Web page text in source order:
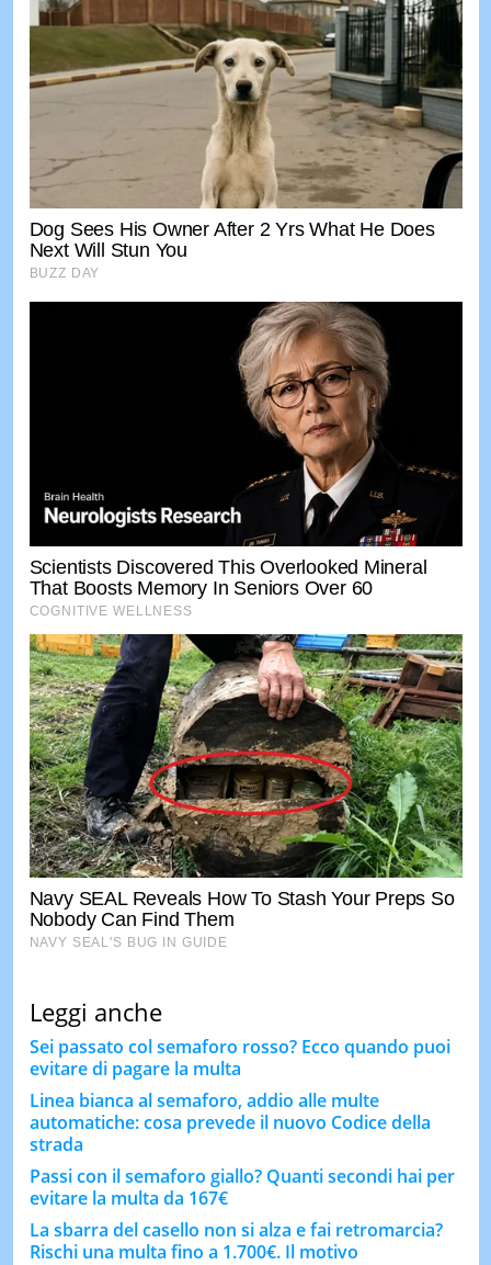
Leggi anche
Sei passato col semaforo rosso? Ecco quando puoi
evitare di pagare la multa
Linea bianca al semaforo, addio alle multe
automatiche: cosa prevede il nuovo Codice della
strada
Passi con il semaforo giallo? Quanti secondi hai per
evitare la multa da 167€
La sbarra del casello non si alza e fai retromarcia?
Rischi una multa fino a 1.700€. Il motivo